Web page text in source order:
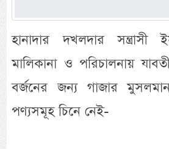
হানাদার দখলদার
মালিকানা ও পরিচালনায়
বর্জনের জন্য গাজার
পণ্যসমূহ চিনে নেই-